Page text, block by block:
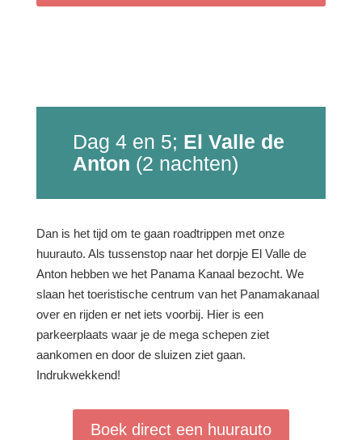
Dag 4 en 5; El Valle de
Anton (2 nachten)
Dan is het tijd om te gaan roadtrippen met onze
huurauto. Als tussenstop naar het dorpje El Valle de
Anton hebben we het Panama Kanaal bezocht. We
slaan het toeristische centrum van het Panamakanaal
over en rijden er net iets voorbij. Hier is een
parkeerplaats waar je de mega schepen ziet
aankomen en door de sluizen ziet gaan.
Indrukwekkend!
Boek direct een huurauto